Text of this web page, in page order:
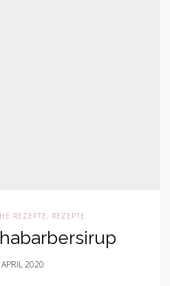
REZEPTE, REZEPTE
2020